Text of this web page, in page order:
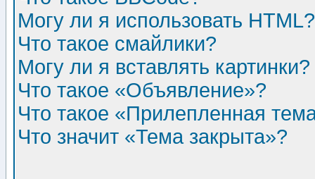
Могу ли я использовать HTML?
Что такое смайлики?
Могу ли я вставлять картинки?
Что такое «Объявление»?
Что такое «Прилепленная
Что значит «Тема закрыта»?